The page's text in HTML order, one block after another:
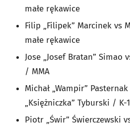
małe rękawice
Filip „Filipek” Marcinek vs
małe rękawice
Jose „Josef Bratan” Simao
/ MMA
Michał „Wampir” Pasternak
„Księżniczka” Tyburski / K-
Piotr „Świr” Świerczewski